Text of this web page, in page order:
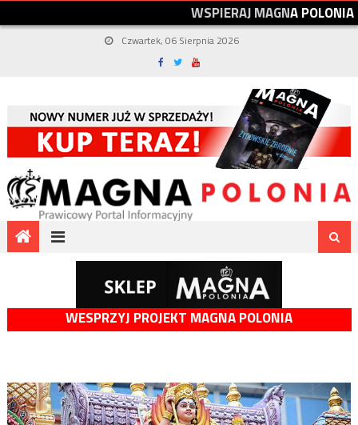
WSPIERAJMAGNAPOLONIA
Czwartek, 06 Sierpnia 2026
WESPRZYJ PROJEKT MAGNA POLONIA